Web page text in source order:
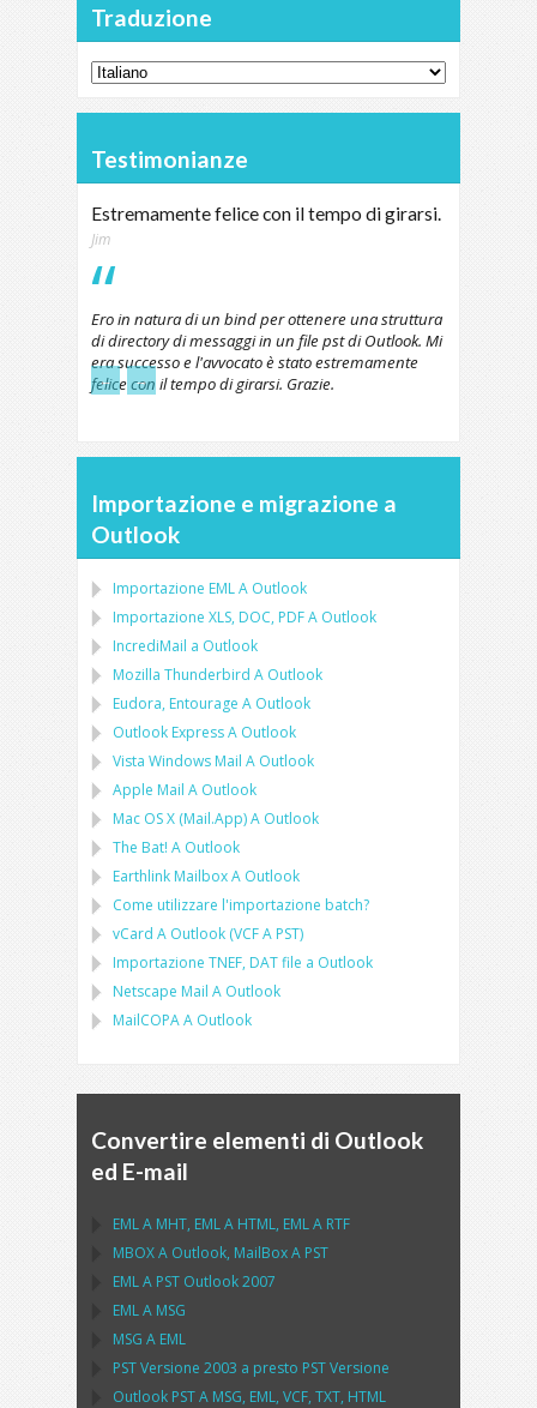
Traduzione
Testimonianze
Estremamente felice con il tempo di girarsi.
Jim
Ero in natura di un bind per ottenere una struttura
di directory di messaggi in un file pst di Outlook. Mi
era successo e l'avvocato è stato estremamente
felice con il tempo di girarsi. Grazie.
← →
Importazione e migrazione a
Outlook
Importazione EMLA Outlook
Importazione XLS, DOC, PDFA Outlook
IncrediMail a Outlook
Mozilla Thunderbird A Outlook
Eudora, Entourage A Outlook
Outlook ExpressA Outlook
Vista Windows Mail A Outlook
Apple Mail A Outlook
Mac OS X (Mail.App)A Outlook
The Bat! A Outlook
Earthlink MailboxA Outlook
Come utilizzare l'importazione batch?
vCard A Outlook (VCFA PST)
Importazione TNEF, DATfile a Outlook
Netscape Mail A Outlook
MailCOPAA Outlook
Convertire elementi di Outlook
ed E-mail
EMLA MHT, EMLA HTML, EMLA RTF
MBOXA Outlook, MailBoxA PST
EMLA PST Outlook2007
EMLA MSG
MSG A EML
PSTVersione 2003 a presto PSTVersione
Outlook PSTA MSG, EML, VCF, TXT, HTML